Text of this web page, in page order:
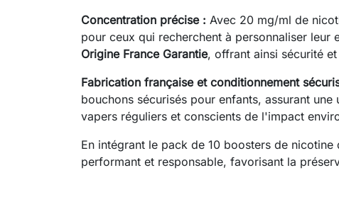
Concentration précise : Avec 20 mg/ml de
pour ceux qui recherchent à personnaliser leur
Origine France Garantie, offrant ainsi sécurité
Fabrication française et conditionnement
bouchons sécurisés pour enfants, assurant
vapers réguliers et conscients de l'impact
En intégrant le pack de 10 boosters de
performant et responsable, favorisant la